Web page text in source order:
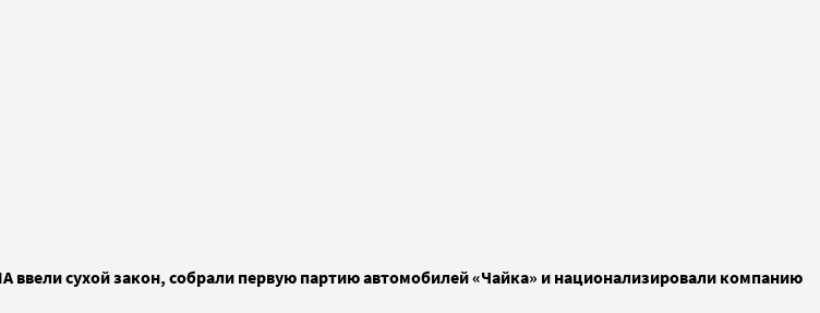
сухой закон, собрали первую партию автомобилей «Чайка» и национализировали компанию